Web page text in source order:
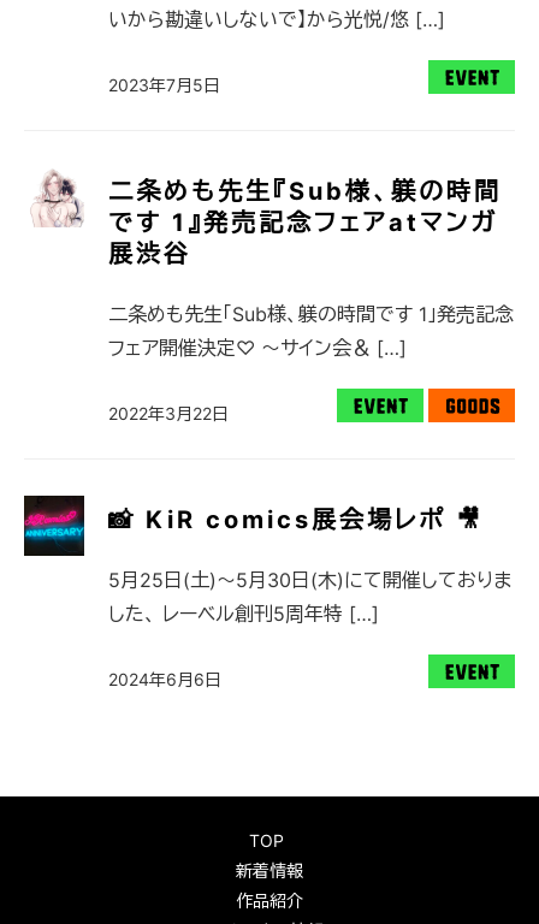
いから勘違いしないで】から光悦/悠 […]
2023年7月5日
二条めも先生『Sub様、躾の時間
です 1』発売記念フェアatマンガ
展渋谷
二条めも先生「Sub様、躾の時間です 1」発売記念
フェア開催決定♡ ～サイン会＆ […]
2022年3月22日
📸 KiR comics展会場レポ 🎥
5月25日(土)〜5月30日(木)にて開催しておりま
した、 レーベル創刊5周年特 […]
2024年6月6日
TOP
新着情報
作品紹介